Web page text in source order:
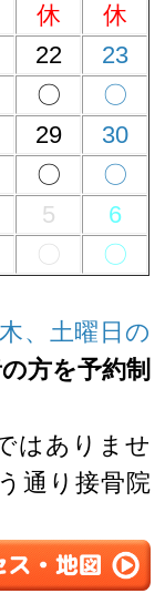
休
休
22
23
〇
〇
29
30
〇
〇
5
6
〇 〇
木、土曜日の
方を予約制
はありませ
通り接骨院